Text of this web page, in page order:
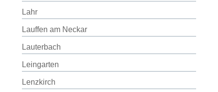
Lahr
Lauffen am Neckar
Lauterbach
Leingarten
Lenzkirch